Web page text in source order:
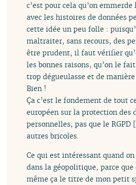
c’est pour cela qu’on
avec les histoires de données
cette idée un peu folle :
maltraiter, sans recours, des
être prudent, il faut vérifier
les bonnes raisons, qu’on le
trop dégueulasse et de
Bien !
Ça c’est le fondement de tout
européen sur la protection des
personnelles, pas que le RGPD [
autres bricoles.
Ce qui est intéressant quand
dans la géopolitique, parce que
même ça le titre de mon petit